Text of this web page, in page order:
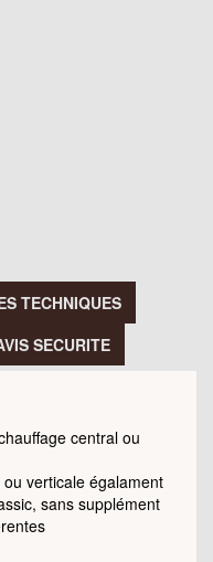
TECHNIQUES
SECURITE
central ou
verticale égalament
sans supplément